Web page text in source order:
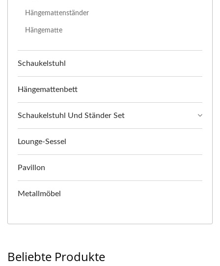
Hängemattenständer
Hängematte
Schaukelstuhl
Hängemattenbett
Schaukelstuhl Und Ständer Set
Lounge-Sessel
Pavillon
Metallmöbel
Beliebte Produkte